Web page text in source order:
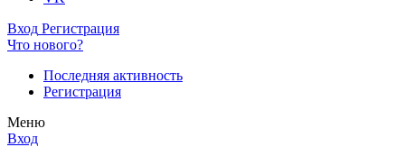
Вход Регистрация
Что нового?
Последняя активность
Регистрация
Меню
Вход